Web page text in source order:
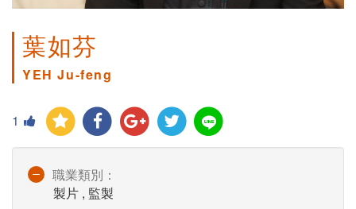
葉如芬
YEH Ju-feng
1
職業類別：
製片 , 監製